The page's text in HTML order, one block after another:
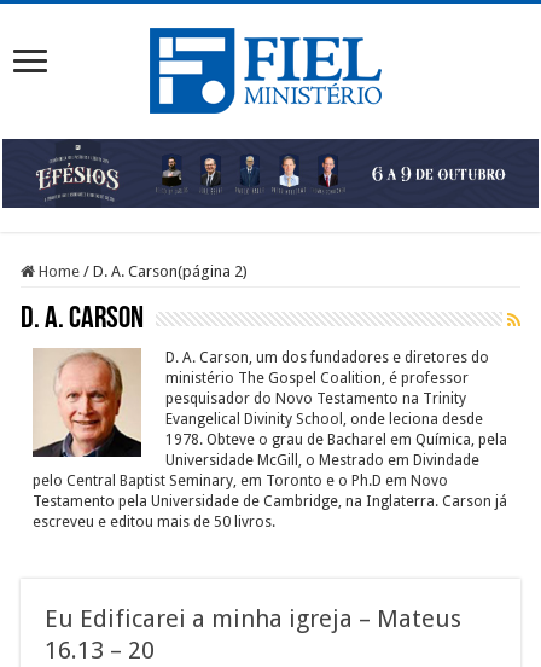
Home / D. A. Carson(página 2)
D. A. Carson
D. A. Carson, um dos fundadores e diretores do
ministério The Gospel Coalition, é professor
pesquisador do Novo Testamento na Trinity
Evangelical Divinity School, onde leciona desde
1978. Obteve o grau de Bacharel em Química, pela
Universidade McGill, o Mestrado em Divindade
pelo Central Baptist Seminary, em Toronto e o Ph.D em Novo
Testamento pela Universidade de Cambridge, na Inglaterra. Carson já
escreveu e editou mais de 50 livros.
Eu Edificarei a minha igreja – Mateus
16.13 – 20